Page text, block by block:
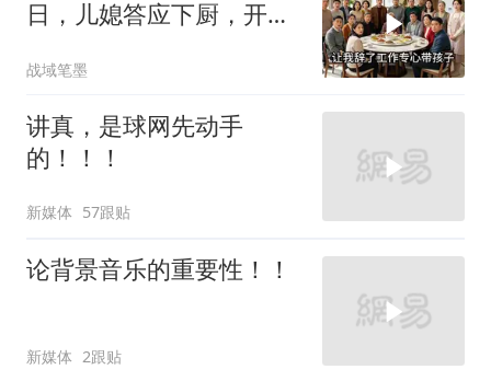
日，儿媳答应下厨，开饭
战域笔墨
讲真，是球网先动手
的！！！
新媒体 57跟贴
论背景音乐的重要性！！
新媒体 2跟贴